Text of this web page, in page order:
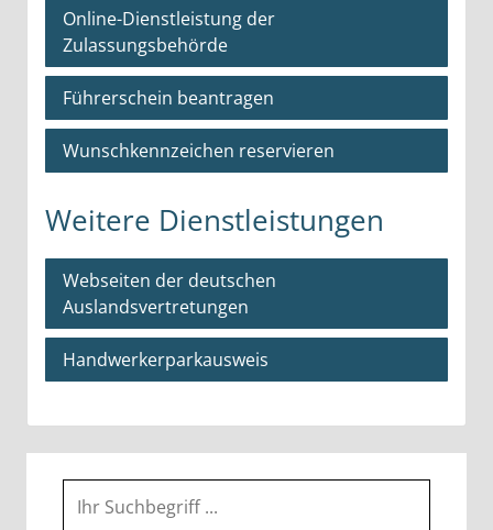
Online-Dienstleistung der
Zulassungsbehörde
Führerschein beantragen
Wunschkennzeichen reservieren
Weitere Dienstleistungen
Webseiten der deutschen
Auslandsvertretungen
Handwerkerparkausweis
Suche